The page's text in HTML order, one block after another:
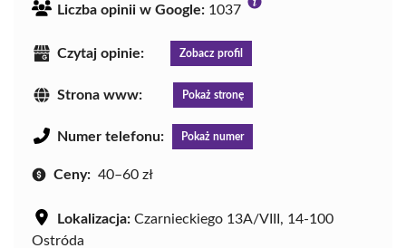
Liczba opinii w Google: 1037
Czytaj opinie: Zobacz profil
Strona www: Pokaż stronę
Numer telefonu: Pokaż numer
Ceny: 40–60 zł
Lokalizacja: Czarnieckiego 13A/VIII, 14-100
Ostróda